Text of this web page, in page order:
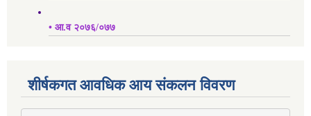
• आ.व २०७६/०७७
शीर्षकगत आवधिक आय संकलन विवरण